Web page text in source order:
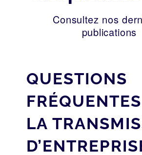
Consultez nos
publications
QUESTIONS
LA